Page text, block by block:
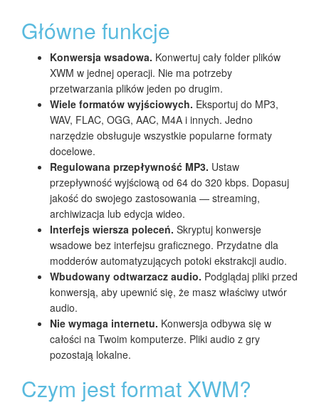
Główne funkcje
Konwersja wsadowa. Konwertuj cały folder plików
XWM w jednej operacji. Nie ma potrzeby
przetwarzania plików jeden po drugim.
Wiele formatów wyjściowych. Eksportuj do MP3,
WAV, FLAC, OGG, AAC, M4A i innych. Jedno
narzędzie obsługuje wszystkie popularne formaty
docelowe.
Regulowana przepływność MP3. Ustaw
przepływność wyjściową od 64 do 320 kbps. Dopasuj
jakość do swojego zastosowania — streaming,
archiwizacja lub edycja wideo.
Interfejs wiersza poleceń. Skryptuj konwersje
wsadowe bez interfejsu graficznego. Przydatne dla
modderów automatyzujących potoki ekstrakcji audio.
Wbudowany odtwarzacz audio. Podglądaj pliki przed
konwersją, aby upewnić się, że masz właściwy utwór
audio.
Nie wymaga internetu. Konwersja odbywa się w
całości na Twoim komputerze. Pliki audio z gry
pozostają lokalne.
Czym jest format XWM?